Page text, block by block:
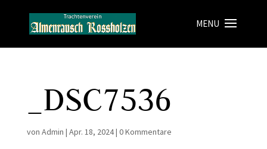
_DSC7536
von Admin | Apr. 18, 2024| 0 Kommentare